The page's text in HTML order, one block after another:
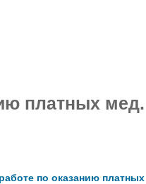
платных мед.
по оказанию платных